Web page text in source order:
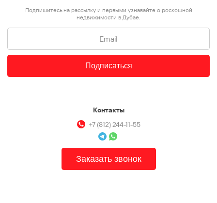
Контакты
+7 (812) 244-11-55
Заказать звонок
Подпишитесь на рассылку и первыми узнавайте о роскошной
недвижимости в Дубае.
Подписаться